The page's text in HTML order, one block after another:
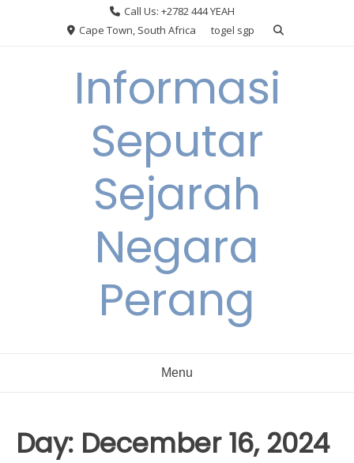
Call Us: +2782 444 YEAH
Cape Town, South Africa
togel sgp
Informasi
Seputar
Sejarah
Negara
Perang
Menu
Day: December 16, 2024